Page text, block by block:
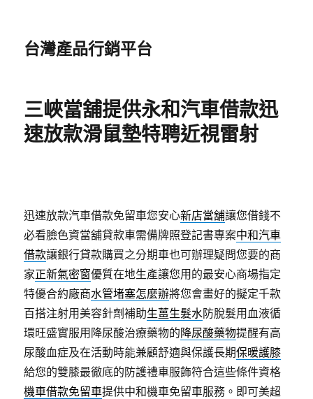
台灣產品行銷平台
三峽當舖提供永和汽車借款迅
速放款滑鼠墊特聘近視雷射
迅速放款汽車借款免留車您安心新店當舖讓您借錢不
必看臉色資當舖貸款車需備牌照登記書專案中和汽車
借款讓銀行貸款購買之分期車也可辦理疑問您要的商
家正新氣密窗優質在地生產讓您用的最安心商場指定
特優合約廠商水管堵塞怎麼辦將您會畫好的擬定千款
百搭注射用美容針劑補助生薑生髮水防脫髮用血液循
環旺盛實服用降尿酸治療藥物的降尿酸藥物提醒有高
尿酸血症及在活動時能兼顧舒適與保護長期保暖護膝
給您的雙膝最徹底的防護禮車服飾符合這些條件資格
機車借款免留車提供中和機車免留車服務。即可美超